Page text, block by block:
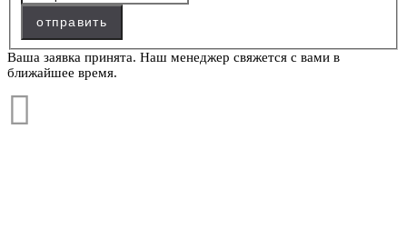
отправить
Ваша заявка принята. Наш менеджер свяжется с вами в
ближайшее время.